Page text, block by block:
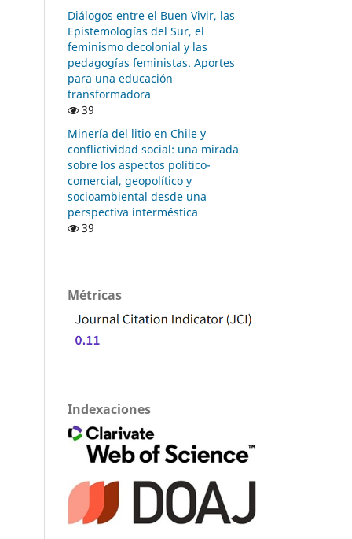
Diálogos entre el Buen Vivir, las
Epistemologías del Sur, el
feminismo decolonial y las
pedagogías feministas. Aportes
para una educación
transformadora
39
Minería del litio en Chile y
conflictividad social: una mirada
sobre los aspectos político-
comercial, geopolítico y
socioambiental desde una
perspectiva interméstica
39
Métricas
Indexaciones